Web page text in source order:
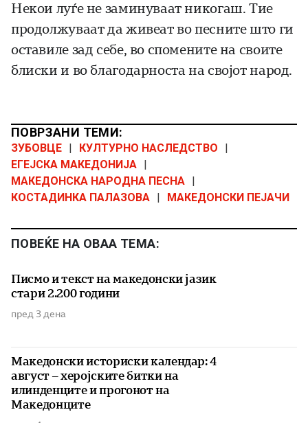
Некои луѓе не заминуваат никогаш. Тие
продолжуваат да живеат во песните што ги
оставиле зад себе, во спомените на своите
блиски и во благодарноста на својот народ.
ПОВРЗАНИ ТЕМИ:
ЗУБОВЦЕ КУЛТУРНО НАСЛЕДСТВО
ЕГЕЈСКА МАКЕДОНИЈА
МАКЕДОНСКА НАРОДНА ПЕСНА
КОСТАДИНКА ПАЛАЗОВА
МАКЕДОНСКИ ПЕЈАЧИ
ПОВЕЌЕ НА ОВАА ТЕМА:
Писмо и текст на македонски јазик
стари 2.200 години
пред 3 дена
Македонски историски календар: 4
август – херојските битки на
илинденците и прогонот на
Македонците